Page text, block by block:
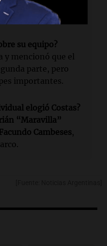
en la ida de los
su equipo?
y mencionó que el
parte, pero
importantes.
elogió Costas?
“Maravilla”
Cambeses,